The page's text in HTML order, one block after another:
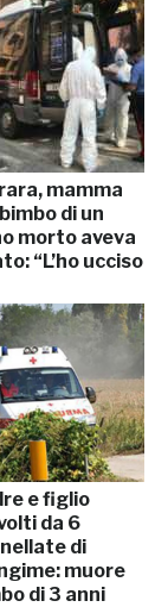
mamma
di un
morto aveva
“L’ho ucciso
e figlio
da 6
di
muore
di 3 anni